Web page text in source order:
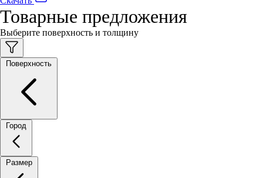
Товарные предложения
Выберите поверхность и толщину